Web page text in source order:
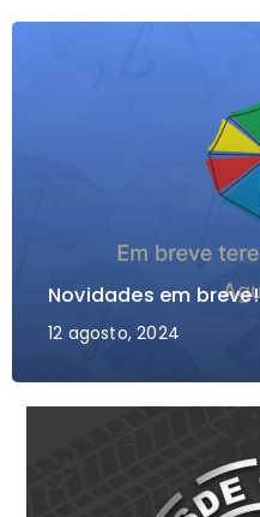
Novidades em breve!
12 agosto, 2024